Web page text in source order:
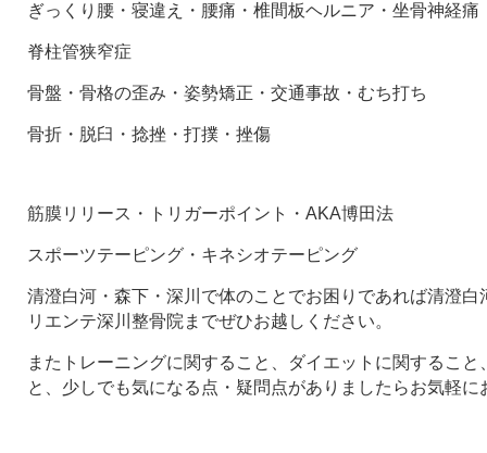
ぎっくり腰・寝違え・腰痛・椎間板ヘルニア・坐骨神経痛
脊柱管狭窄症
骨盤・骨格の歪み・姿勢矯正・交通事故・むち打ち
骨折・脱臼・捻挫・打撲・挫傷
筋膜リリース・トリガーポイント・AKA博田法
スポーツテーピング・キネシオテーピング
清澄白河・森下・深川で体のことでお困りであれば清澄
リエンテ深川整骨院までぜひお越しください。
またトレーニングに関すること、ダイエットに関するこ
と、少しでも気になる点・疑問点がありましたらお気軽に